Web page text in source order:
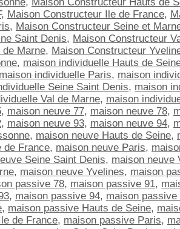
, Maison Constructeur Ile de France,
, Maison Constructeur Seine et
Saint Denis, Maison Constructeur
Marne, Maison Constructeur
, maison individuelle Hauts de
maison individuelle Paris, maison
Seine Saint Denis, maison
Val de Marne, maison
, maison neuve 77, maison neuve 78,
, maison neuve 93, maison neuve 94,
, maison neuve Hauts de Seine,
de France, maison neuve Paris,
Seine Saint Denis, maison neuve
, maison neuve Yvelines, maison
passive 78, maison passive 91,
, maison passive 94, maison passive
, maison passive Hauts de Seine,
de France, maison passive Paris,